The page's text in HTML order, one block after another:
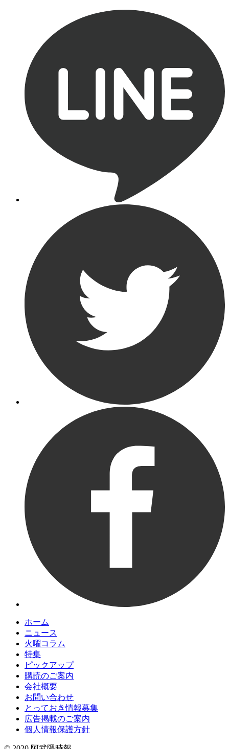
ホーム
ニュース
火曜コラム
特集
ピックアップ
購読のご案内
会社概要
お問い合わせ
とっておき情報募集
広告掲載のご案内
個人情報保護方針